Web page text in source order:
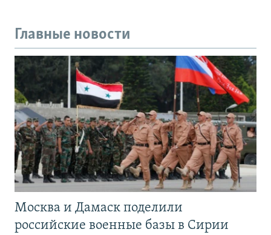
Главные новости
Москва и Дамаск поделили
российские военные базы в Сирии